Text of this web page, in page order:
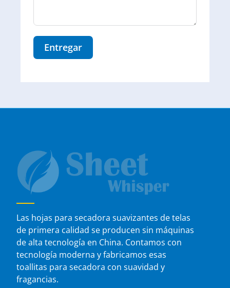
Entregar
Las hojas para secadora suavizantes de telas
de primera calidad se producen sin máquinas
de alta tecnología en China. Contamos con
tecnología moderna y fabricamos esas
toallitas para secadora con suavidad y
fragancias.